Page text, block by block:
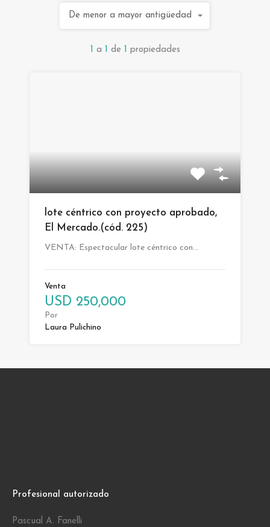
1 a 1 de 1 propiedades
De menor a mayor antigüedad
lote céntrico con proyecto aprobado,
El Mercado.(cód. 225)
VENTA: Espectacular lote céntrico con…
Venta
USD 250,000
Por
Laura Pulichino
Profesional autorizado
Pascual A. Fanelli